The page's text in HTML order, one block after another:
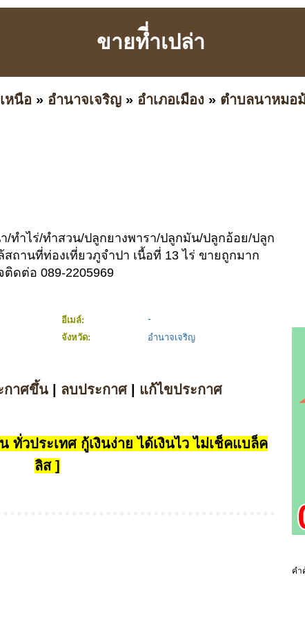
ขายที่ำเปล่า
หนือ » อำนาจเจริญ » อำเภอเมือง » ตำบลนาหมอ
ทำไร่/ทำสวน/ปลูกยางพารา/ปลูกมัน/ปลูกอ้อย/ปลูก
ถานที่ท่องเที่ยวภูจำปา เนื้อที่ 13 ไร่ ขายถูกมาก
ติดต่อ 089-2205969
อีเมล์:
จังหวัด: อำนาจเจริญ
กาศขึ้น| ลบประกาศ| แก้ไขประกาศ
วประเทศ กู้เงินง่าย ได้เงินไว ไม่เช็คแบล็ค
ลิส ]
คำ